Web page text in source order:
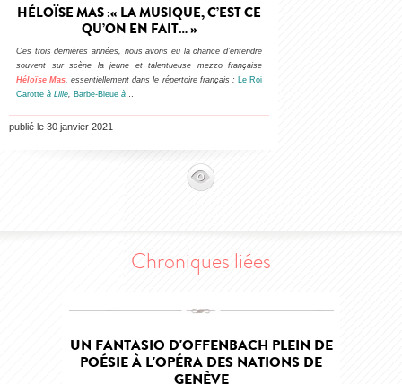
HÉLOÏSE MAS :« LA MUSIQUE, C’EST CE
QU’ON EN FAIT… »
Ces trois dernières années, nous avons eu la chance d’entendre
souvent sur scène la jeune et talentueuse mezzo française
Héloïse Mas, essentiellement dans le répertoire français : Le Roi
Carotte à Lille, Barbe-Bleue à…
publié le 30 janvier 2021
Chroniques liées
UN FANTASIO D'OFFENBACH PLEIN DE
POÉSIE À L'OPÉRA DES NATIONS DE
GENÈVE